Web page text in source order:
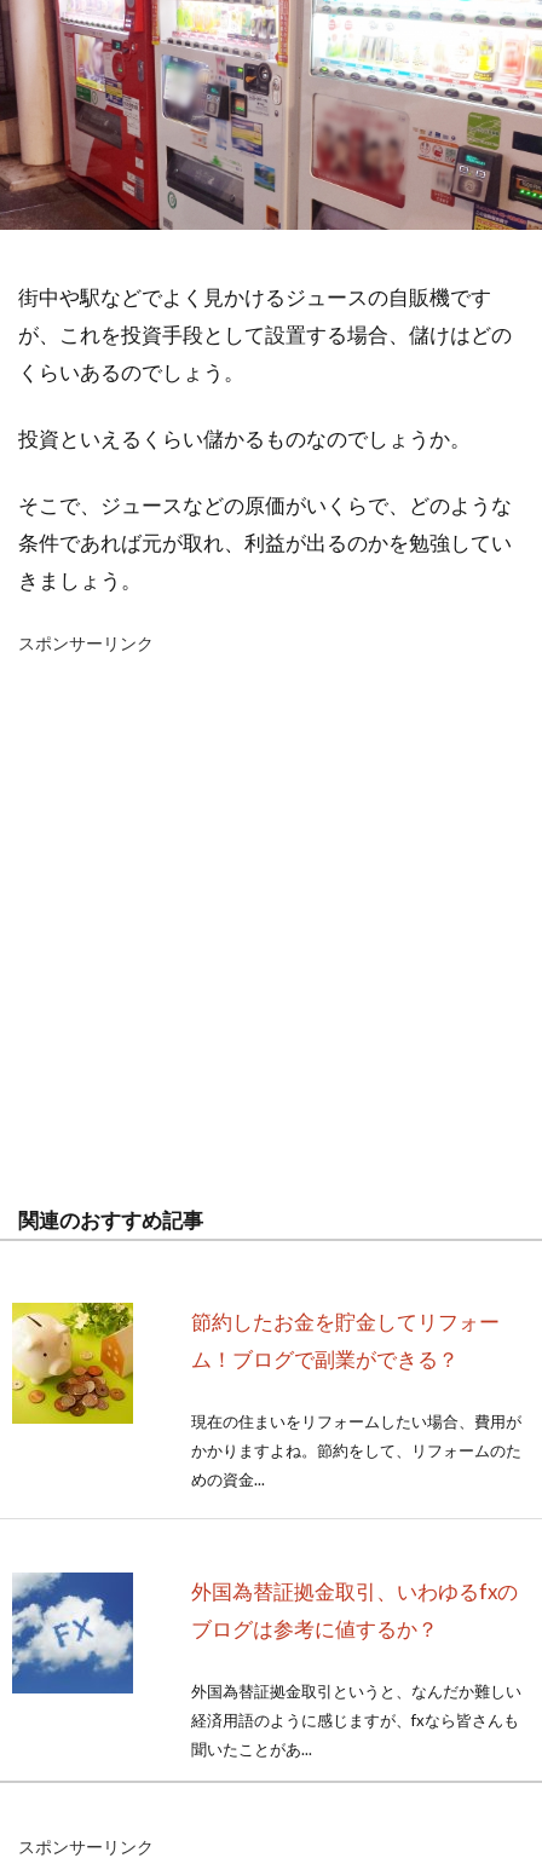
街中や駅などでよく見かけるジュースの自販機です
が、これを投資手段として設置する場合、儲けはどの
くらいあるのでしょう。
投資といえるくらい儲かるものなのでしょうか。
そこで、ジュースなどの原価がいくらで、どのような
条件であれば元が取れ、利益が出るのかを勉強してい
きましょう。
スポンサーリンク
関連のおすすめ記事
節約したお金を貯金してリフォー
ム！ブログで副業ができる？
現在の住まいをリフォームしたい場合、費用が
かかりますよね。節約をして、リフォームのた
めの資金...
外国為替証拠金取引、いわゆるfxの
ブログは参考に値するか？
外国為替証拠金取引というと、なんだか難しい
経済用語のように感じますが、fxなら皆さんも
聞いたことがあ...
スポンサーリンク